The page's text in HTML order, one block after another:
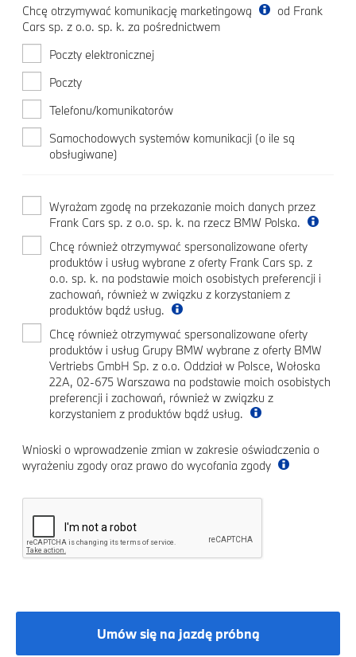
Chcę otrzymywać komunikację marketingową
od Frank
Cars sp. z o.o. sp. k. za pośrednictwem
Poczty elektronicznej
Poczty
Telefonu/komunikatorów
Samochodowych systemów komunikacji (o ile są
obsługiwane)
Wyrażam zgodę na przekazanie moich danych przez
Frank Cars sp. z o.o. sp. k. na rzecz BMW Polska.
Chcę również otrzymywać spersonalizowane oferty
produktów i usług wybrane z oferty Frank Cars sp. z
o.o. sp. k. na podstawie moich osobistych preferencji i
zachowań, również w związku z korzystaniem z
produktów bądź usług.
Chcę również otrzymywać spersonalizowane oferty
produktów i usług Grupy BMW wybrane z oferty BMW
Vertriebs GmbH Sp. z o.o. Oddział w Polsce, Wołoska
22A, 02-675 Warszawa na podstawie moich osobistych
preferencji i zachowań, również w związku z
korzystaniem z produktów bądź usług.
Wnioski o wprowadzenie zmian w zakresie oświadczenia o
wyrażeniu zgody oraz prawo do wycofania zgody
Umów się na jazdę próbną